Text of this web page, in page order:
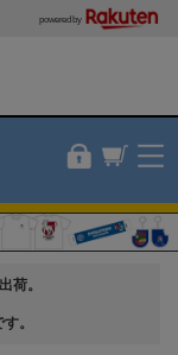
powered by
荷。
。